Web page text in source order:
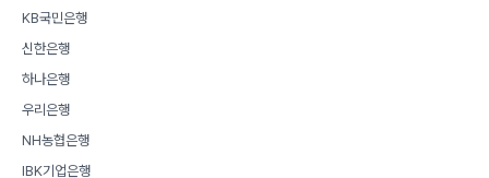
KB국민은행
신한은행
하나은행
우리은행
NH농협은행
IBK기업은행